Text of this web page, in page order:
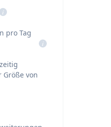
i
pro Tag
i
Größe von